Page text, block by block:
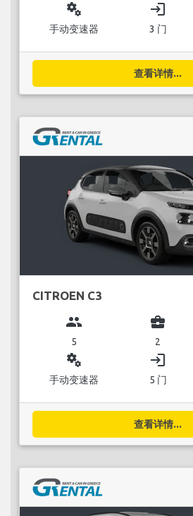
miscellaneous_services
手动变速器
login
3 门
查看详情...
CITROEN C3
group
5
business_center
2
miscellaneous_services
手动变速器
login
5 门
查看详情...